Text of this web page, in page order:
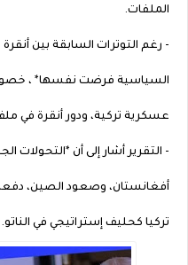
الملفات.
- رغم التوترات السابقة بين
السياسية فرضت نفسها* ،
عسكرية تركية، ودور أنقرة في
- التقرير أشار إلى أن
أفغانستان، وصعود الصين،
تركيا كحليف إستراتيجي في الناتو.